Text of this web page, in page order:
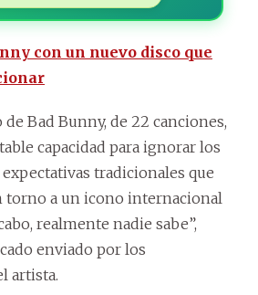
con un nuevo disco que
Bad Bunny, de 22 canciones,
capacidad para ignorar los
tradicionales que
torno a un icono internacional
realmente nadie sabe”,
enviado por los
artista.